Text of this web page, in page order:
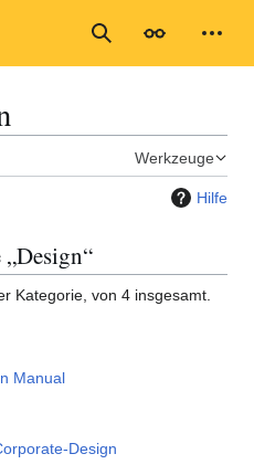
Suche
Werkzeuge
Hilfe
Kategorie, von 4 insgesamt.
Manual
Design